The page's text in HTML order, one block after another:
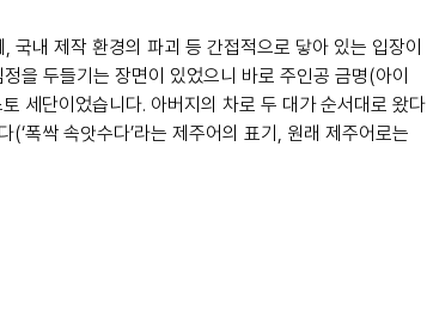
내 제작 환경의 파괴 등 간접적으로 닿아 있는 입장이
을 두들기는 장면이 있었으니 바로 주인공 금명(아이
세단이었습니다. 아버지의 차로 두 대가 순서대로 왔다
폭싹 속앗수다’라는 제주어의 표기, 원래 제주어로는